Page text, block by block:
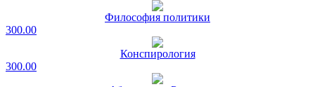
Философия политики
300.00
Конспирология
300.00